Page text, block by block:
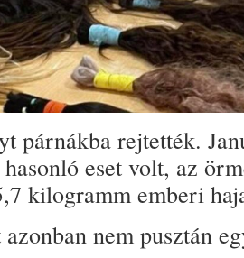
párnákba rejtették.
eset volt, az
kilogramm emberi
nem pusztán